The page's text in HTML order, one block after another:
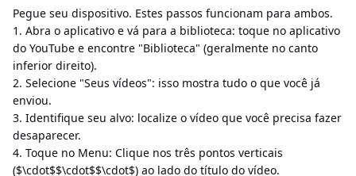
Pegue seu dispositivo. Estes passos funcionam para ambos.
1. Abra o aplicativo e vá para a biblioteca: toque no aplicativo
do YouTube e encontre "Biblioteca" (geralmente no canto
inferior direito).
2. Selecione "Seus vídeos": isso mostra tudo o que você já
enviou.
3. Identifique seu alvo: localize o vídeo que você precisa fazer
desaparecer.
4. Toque no Menu: Clique nos três pontos verticais
($\cdot$$\cdot$$\cdot$) ao lado do título do vídeo.